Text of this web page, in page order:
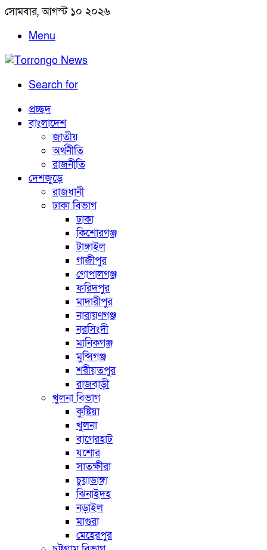
সোমবার, আগস্ট ১০ ২০২৬
Menu
Search for
প্রচ্ছদ
বাংলাদেশ
জাতীয়
অর্থনীতি
রাজনীতি
দেশজুড়ে
রাজধানী
ঢাকা বিভাগ
ঢাকা
কিশোরগঞ্জ
টাঙ্গাইল
গাজীপুর
গোপালগঞ্জ
ফরিদপুর
মাদারীপুর
নারায়ণগঞ্জ
নরসিংদী
মানিকগঞ্জ
মুন্সিগঞ্জ
শরীয়তপুর
রাজবাড়ী
খুলনা বিভাগ
কুষ্টিয়া
খুলনা
বাগেরহাট
যশোর
সাতক্ষীরা
চুয়াডাঙ্গা
ঝিনাইদহ
নড়াইল
মাগুরা
মেহেরপুর